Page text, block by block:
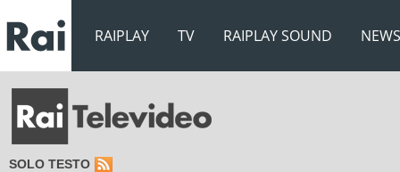
RAIPLAY TV RAIPLAY SOUND NEWS
SOLO TESTO